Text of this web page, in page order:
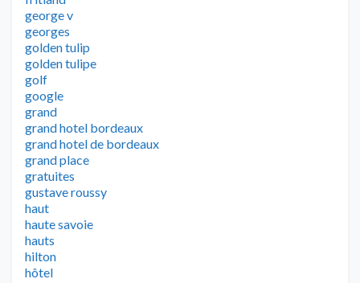
george v
georges
golden tulip
golden tulipe
golf
google
grand
grand hotel bordeaux
grand hotel de bordeaux
grand place
gratuites
gustave roussy
haut
haute savoie
hauts
hilton
hôtel